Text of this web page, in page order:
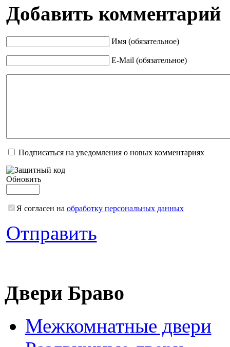
Добавить комментарий
Имя (обязательное)
E-Mail (обязательное)
Подписаться на уведомления о новых комментариях
Обновить
Я согласен на обработку персональных данных
Отправить
Двери Браво
Межкомнатные двери